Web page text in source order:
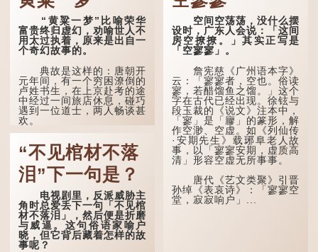
孔子在《论语·子罕》
也说：「知者不惑，仁者不
忧，勇者不惧。」「知」与
智慧的「智」相通，四十岁
的男人应已累积足够智慧，
不再对自己的人生感到困
惑、忧虑与恐惧。
到了五十岁，...
二十岁进行冠礼，冠礼完
成后便是成人，但由于未
达壮年，所以又称「弱
冠」。 《礼记·曲礼》明确
记载：「人生十年曰幼，
学；二十曰弱，冠；三十曰
壮，有室。」这说明三十
岁...
“黄粱一梦”比喻荣华
富贵终归虚幻，劝喻世人不
用太过执着，原来是出自一
个奇幻故事的。
典故是这样的：唐朝开
元年间，有一个穷困潦倒的
卢姓书生，在上京赴考的途
中经过一间旅店休息，碰巧
遇到一位道士，两人畅谈甚
欢。
自己虽贵为读书人，但一直
未能考取功名，仍然贫困，
感到十分落泊。于是，道士
拿出一个青瓷枕头，让卢姓
书生睡一睡，便能满足他希
望得到荣华富贵的愿望。
这时，...
“不见棺材不落
泪”下一句是？
电视剧里，反派威胁主
角时总爱丢下一句「不见棺
材不落泪」，然后便是折磨
与威逼。这句俗语家喻户
晓，但它背后藏着怎样的故
事呢？
空间空荡荡，没什么摆
设时，广东人会说：「这间
房空撩撩。」其实正写是
「空寥寥」。
詹宪慈《广州语本字》
云：「寥寥者，空也。俗读
寥，若醋馏鱼之馏。」这个
字在古代已经出现。徐铉与
段玉裁的《说文》注本中，
「寥」是「廫」的篆形，解
作空渺、空虚。如《列仙传
·安期先生》载琊阜老人故
事，以「寥寥安期，虚质高
清」形容空虚无所事事。
唐代《艺文类聚》引晋
孙绰《表哀诗》：「寥寥空
堂，寂寂响户」...